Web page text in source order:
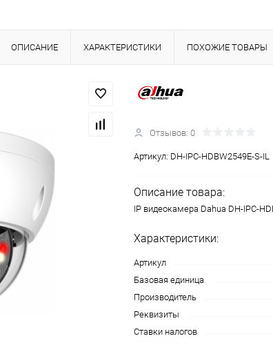
ОПИСАНИЕ ХАРАКТЕРИСТИКИ ПОХОЖИЕ ТОВАРЫ
Отзывов: 0
Артикул: DH-IPC-HDBW2549E-S-IL
Описание товара:
IP видеокамера Dahua DH-IPC-
Характеристики:
Артикул
Базовая единица
Производитель
Реквизиты
Ставки налогов